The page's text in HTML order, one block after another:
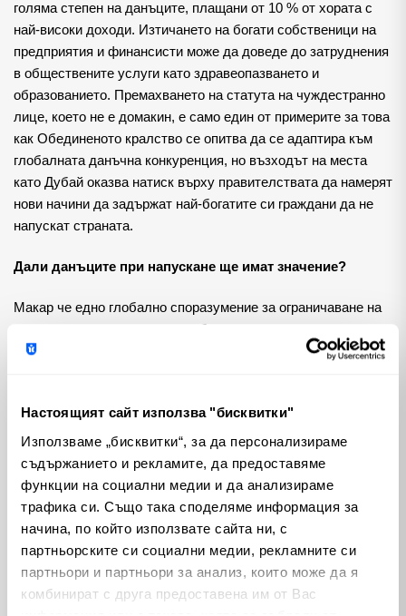
Настоящият сайт използва "бисквитки"
Използваме „бисквитки“, за да персонализираме
съдържанието и рекламите, да предоставяме
функции на социални медии и да анализираме
трафика си. Също така споделяме информация за
начина, по който използвате сайта ни, с
партньорските си социални медии, рекламните си
партньори и партньори за анализ, които може да я
комбинират с друга предоставена им от Вас
голяма степен на данъците, плащани от 10 % от хората с
най-високи доходи. Изтичането на богати собственици на
предприятия и финансисти може да доведе до затруднения
в обществените услуги като здравеопазването и
образованието. Премахването на статута на чуждестранно
лице, което не е домакин, е само един от примерите за това
как Обединеното кралство се опитва да се адаптира към
глобалната данъчна конкуренция, но възходът на места
като Дубай оказва натиск върху правителствата да намерят
нови начини да задържат най-богатите си граждани да не
напускат страната.
Дали данъците при напускане ще имат значение?
Макар че едно глобално споразумение за ограничаване на
данъчната конкуренция, подобно на репресиите срещу
мултинационалните компании, би било идеално, шансовете
превърнат в по-привлекателен вариант за държави като
Обединеното кралство. Въпреки че такъв данък няма да
запълни напълно фискалната дупка - по предварителни
оценки той би могъл да възстанови около 500 млн. паунда
годишно - той би могъл да възпре някои от напускащите или
поне да забави темповете на напускане.
стабилизира напълно публичните финанси, но би могъл да